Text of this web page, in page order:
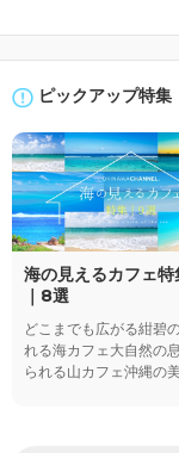
ピックアップ特集
海の見えるカフェ特
｜8選
どこまでも広がる紺碧
れる海カフェ大自然の
られる山カフェ沖縄の美